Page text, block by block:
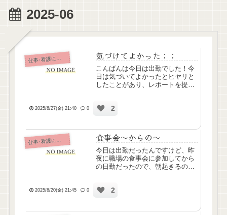
2025-06
仕
事･看護について 気づけてよかった；；
こんばんは今日は出勤でした！今
日は気づいてよかったとヒヤリと
したことがあり、レポートを提出
ど、今日もいつものように注入し
の...
2025/6/27(金) 21:40 0 2
仕
事･看護について 食事会～からの～
今日は出勤だったんですけど、昨
夜に職場の食事会に参加してから
の日勤だったので、朝起きるのが
垣根こえての本部・介護・看護そ
2025/6/20(金) 21:45 0 2